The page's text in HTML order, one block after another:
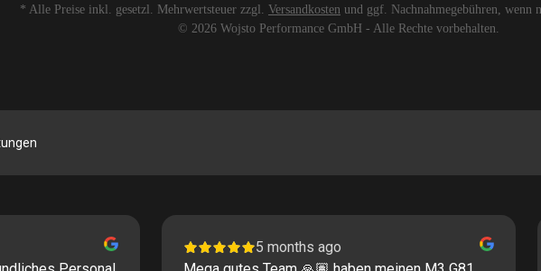
* Alle Preise inkl. gesetzl. Mehrwertsteuer zzgl. Versandkosten und ggf. Nachnahmegebühren, wenn
© 2026 Wojsto Performance GmbH - Alle Rechte vorbehalten.
5 months ago